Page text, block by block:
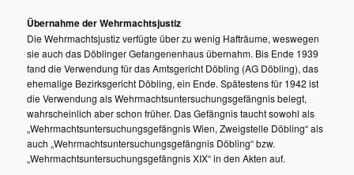
Übernahme der Wehrmachtsjustiz
Die Wehrmachtsjustiz verfügte über zu wenig Hafträume, weswegen
sie auch das Döblinger Gefangenenhaus übernahm. Bis Ende 1939
fand die Verwendung für das Amtsgericht Döbling (AG Döbling), das
ehemalige Bezirksgericht Döbling, ein Ende. Spätestens für 1942 ist
die Verwendung als Wehrmachtsuntersuchungsgefängnis belegt,
wahrscheinlich aber schon früher. Das Gefängnis taucht sowohl als
„Wehrmachtsuntersuchungsgefängnis Wien, Zweigstelle Döbling“ als
auch „Wehrmachtsuntersuchungsgefängnis Döbling“ bzw.
„Wehrmachtsuntersuchungsgefängnis XIX“ in den Akten auf.